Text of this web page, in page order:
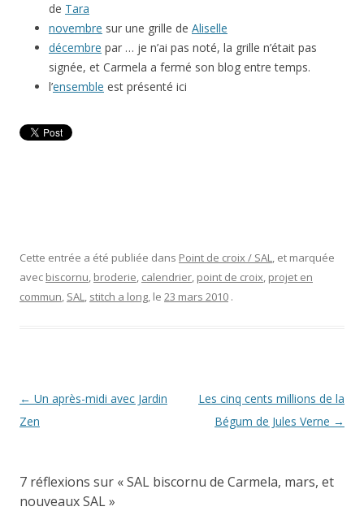
de Tara
novembre sur une grille de Aliselle
décembre par … je n’ai pas noté, la grille n’était pas
signée, et Carmela a fermé son blog entre temps.
l’ensemble est présenté ici
Cette entrée a été publiée dans Point de croix / SAL, et marquée
avec biscornu, broderie, calendrier, point de croix, projet en
commun, SAL, stitch a long, le 23 mars 2010 .
Navigation
des
← Un après-midi avec Jardin
Zen
Les cinq cents millions de la
Bégum de Jules Verne →
7 réflexions sur «SAL biscornu de Carmela, mars, et
nouveaux SAL»